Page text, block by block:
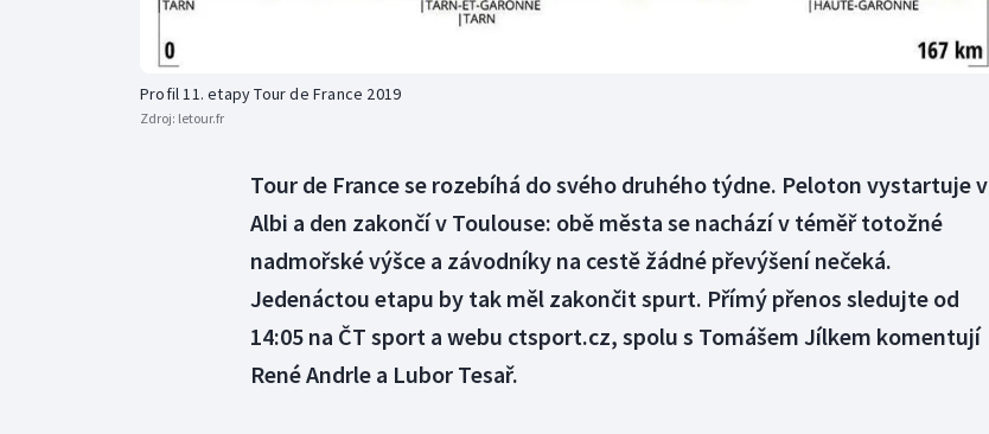
Profil 11. etapy Tour de France 2019
Zdroj: letour.fr
Tour de France se rozebíhá do svého druhého týdne. Peloton vystartuje v
Albi a den zakončí v Toulouse: obě města se nachází v téměř totožné
nadmořské výšce a závodníky na cestě žádné převýšení nečeká.
Jedenáctou etapu by tak měl zakončit spurt. Přímý přenos sledujte od
14:05 na ČT sport a webu ctsport.cz, spolu s Tomášem Jílkem komentují
René Andrle a Lubor Tesař.